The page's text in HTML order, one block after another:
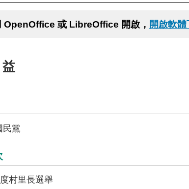
OpenOffice 或 LibreOffice 開啟， 開啟軟
民黨
村里長選舉